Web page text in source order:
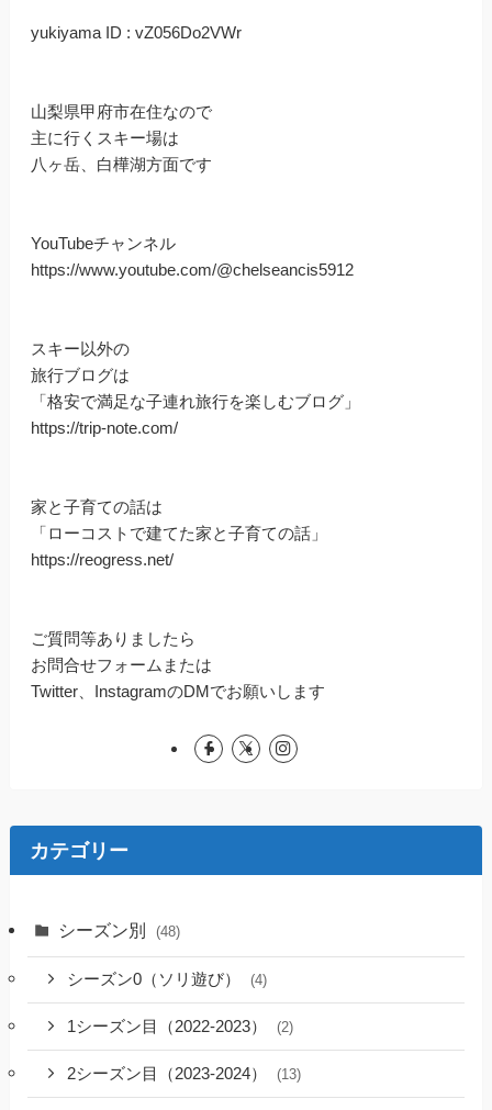
yukiyama ID : vZ056Do2VWr
山梨県甲府市在住なので
主に行くスキー場は
八ヶ岳、白樺湖方面です
YouTubeチャンネル
https://www.youtube.com/@chelseancis5912
スキー以外の
旅行ブログは
「格安で満足な子連れ旅行を楽しむブログ」
https://trip-note.com/
家と子育ての話は
「ローコストで建てた家と子育ての話」
https://reogress.net/
ご質問等ありましたら
お問合せフォームまたは
Twitter、InstagramのDMでお願いします
カテゴリー
シーズン別 (48)
シーズン0（ソリ遊び） (4)
1シーズン目（2022-2023） (2)
2シーズン目（2023-2024） (13)